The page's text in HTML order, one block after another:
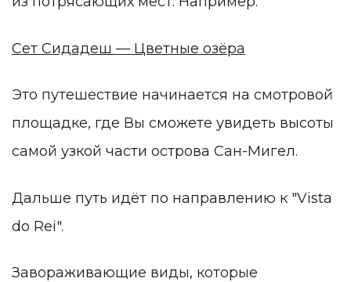
Сет Сидадеш — Цветные озёра
Это путешествие начинается на смотровой
площадке, где Вы сможете увидеть высоты
самой узкой части острова Сан-Мигел.
Дальше путь идёт по направлению к "Vista
do Rei".
Завораживающие виды, которые